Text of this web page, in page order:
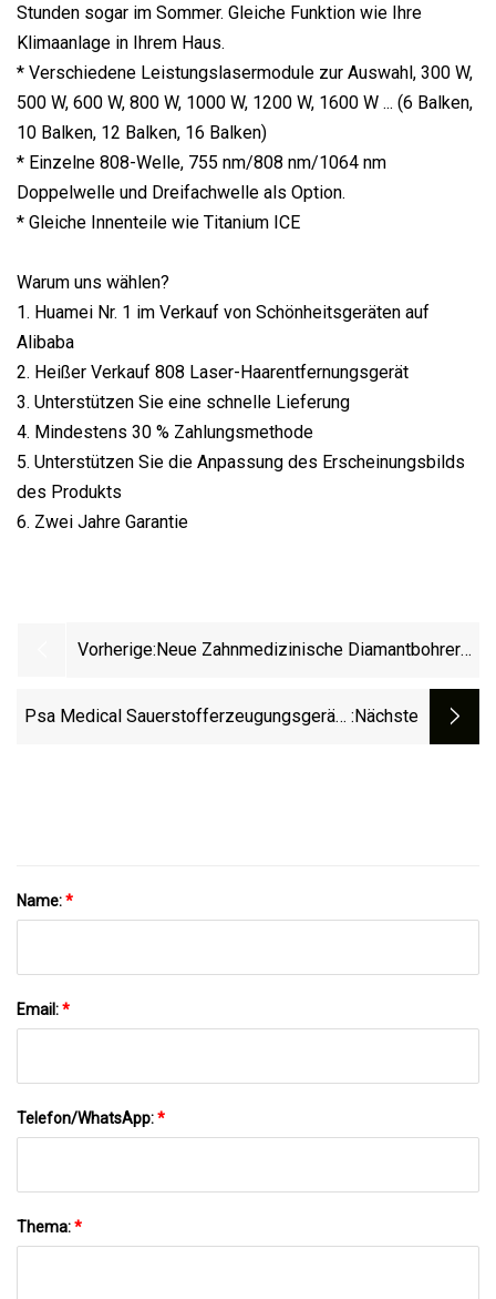
Stunden sogar im Sommer. Gleiche Funktion wie Ihre
Klimaanlage in Ihrem Haus.
* Verschiedene Leistungslasermodule zur Auswahl, 300 W,
500 W, 600 W, 800 W, 1000 W, 1200 W, 1600 W ... (6 Balken,
10 Balken, 12 Balken, 16 Balken)
* Einzelne 808-Welle, 755 nm/808 nm/1064 nm
Doppelwelle und Dreifachwelle als Option.
* Gleiche Innenteile wie Titanium ICE
Warum uns wählen?
1. Huamei Nr. 1 im Verkauf von Schönheitsgeräten auf
Alibaba
2. Heißer Verkauf 808 Laser-Haarentfernungsgerät
3. Unterstützen Sie eine schnelle Lieferung
4. Mindestens 30 % Zahlungsmethode
5. Unterstützen Sie die Anpassung des Erscheinungsbilds
des Produkts
6. Zwei Jahre Garantie
Vorherige: Neue Zahnmedizinische Diamantbohrer
Diagnostic Dentist Clinic Equipment
Psa Medical Sauerstofferzeugungsgeräte :nächste
Name:*
Email:*
Telefon/WhatsApp:*
Thema:*